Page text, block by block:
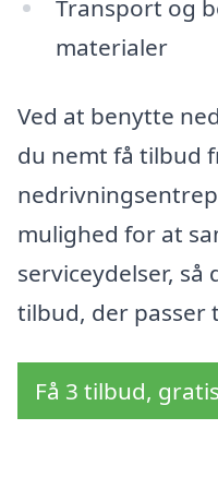
Transport og
materialer
Ved at benytte
du nemt få tilbud
mulighed for at
serviceydelser,
tilbud, der passer
Få 3 tilbud,